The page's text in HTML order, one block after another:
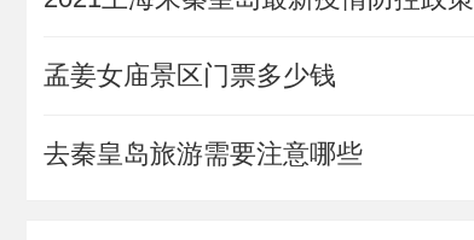
孟姜女庙景区门票多少钱
去秦皇岛旅游需要注意哪些